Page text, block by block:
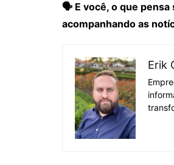
🗣 E você, o que pensa
acompanhando as
Erik